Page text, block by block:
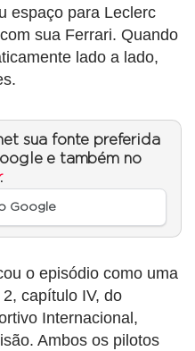
espaço para Leclerc
sua Ferrari. Quando
lado a lado,
sua fonte preferida
e também no
.
Google
o episódio como uma
capítulo IV, do
Internacional,
Ambos os pilotos